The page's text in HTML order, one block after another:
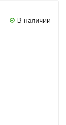
В наличии